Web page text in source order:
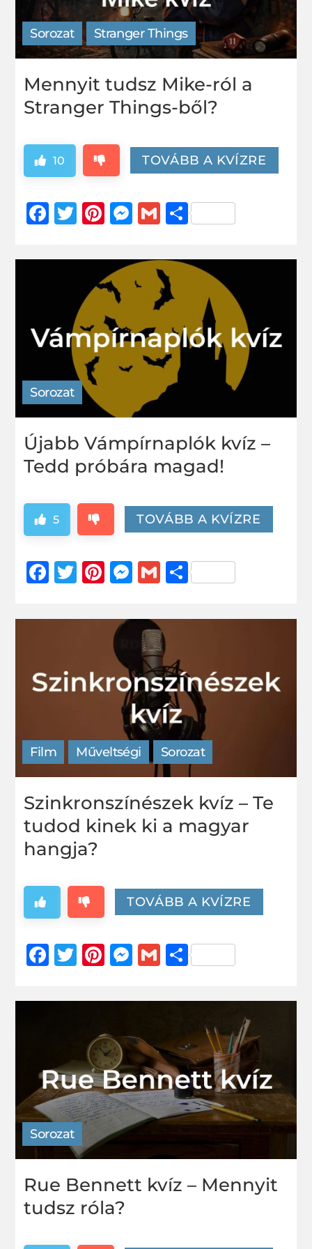
Sorozat Stranger Things
Mennyit tudsz Mike-ról a
Stranger Things-ből?
10 TOVÁBB A KVÍZRE
Facebook
Twitter
Pinterest
Messenger
GmailOssza
Sorozat
Újabb Vámpírnaplók kvíz –
Tedd próbára magad!
5 TOVÁBB A KVÍZRE
Facebook
Twitter
Pinterest
Messenger
GmailOssza
Film Műveltségi Sorozat
Szinkronszínészek kvíz – Te
tudod kinek ki a magyar
hangja?
TOVÁBB A KVÍZRE
Facebook
Twitter
Pinterest
Messenger
GmailOssza
Sorozat
Rue Bennett kvíz – Mennyit
tudsz róla?